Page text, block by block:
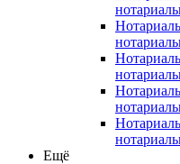
Ещё